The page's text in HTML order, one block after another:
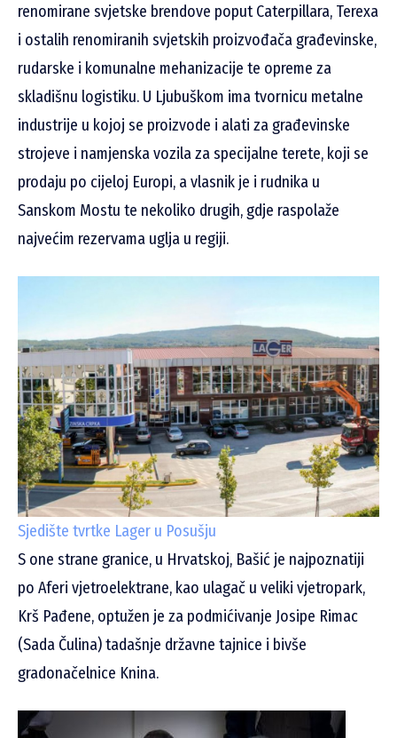
renomirane svjetske brendove poput Caterpillara, Terexa
i ostalih renomiranih svjetskih proizvođača građevinske,
rudarske i komunalne mehanizacije te opreme za
skladišnu logistiku. U Ljubuškom ima tvornicu metalne
industrije u kojoj se proizvode i alati za građevinske
strojeve i namjenska vozila za specijalne terete, koji se
prodaju po cijeloj Europi, a vlasnik je i rudnika u
Sanskom Mostu te nekoliko drugih, gdje raspolaže
najvećim rezervama uglja u regiji.
Sjedište tvrtke Lager u Posušju
S one strane granice, u Hrvatskoj, Bašić je najpoznatiji
po Aferi vjetroelektrane, kao ulagač u veliki vjetropark,
Krš Pađene, optužen je za podmićivanje Josipe Rimac
(Sada Čulina) tadašnje državne tajnice i bivše
gradonačelnice Knina.